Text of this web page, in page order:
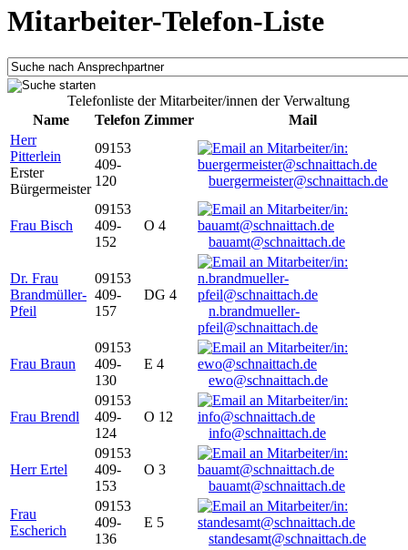
Mitarbeiter-Telefon-Liste
Telefonliste der Mitarbeiter/innen der Verwaltung
Name
Telefon Zimmer
Mail
Herr
Pitterlein
Erster
Bürgermeister
09153
409-
120
buergermeister@schnaittach.de
Frau Bisch
09153
409-
152
O 4
bauamt@schnaittach.de
Dr. Frau
Brandmüller-
Pfeil
09153
409-
157
DG 4
n.brandmueller-
pfeil@schnaittach.de
Frau Braun
09153
409-
130
E 4
ewo@schnaittach.de
Frau Brendl
09153
409-
124
O 12
info@schnaittach.de
Herr Ertel
09153
409-
153
O 3
bauamt@schnaittach.de
Frau
Escherich
09153
409-
136
E 5
standesamt@schnaittach.de